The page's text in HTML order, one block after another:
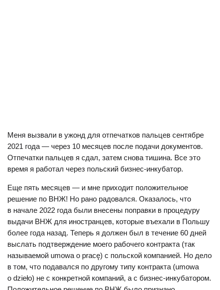
Меня вызвали в ужонд для отпечатков пальцев сентябре
2021 года — через 10 месяцев после подачи документов.
Отпечатки пальцев я сдал, затем снова тишина. Все это
время я работал через польский бизнес-инкубатор.
Еще пять месяцев — и мне приходит положительное
решение по ВНЖ! Но рано радовался. Оказалось, что
в начале 2022 года были внесены поправки в процедуру
выдачи ВНЖ для иностранцев, которые въехали в Польшу
более года назад. Теперь я должен был в течение 60 дней
выслать подтверждение моего рабочего контракта (так
называемой umowa o pracę) с польской компанией. Но дело
в том, что подавался по другому типу контракта (umowa
o dzieło) не с конкретной компаний, а с бизнес-инкубатором.